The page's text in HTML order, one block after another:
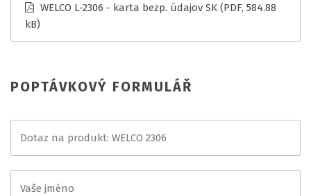
WELCO L-2306 - karta bezp. údajov SK (PDF, 584.88
kB)
POPTÁVKOVÝ FORMULÁŘ